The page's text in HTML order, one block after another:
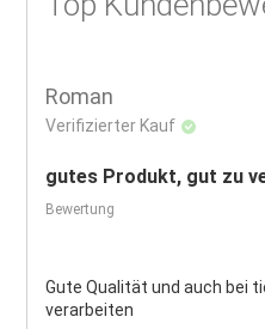
Roman
Verifizierter Kauf
gutes Produkt, gut zu
Bewertung
Gute Qualität und auch bei
verarbeiten